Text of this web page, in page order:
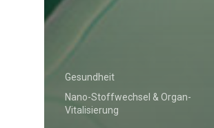
Gesundheit
Nano-Stoffwechsel & Organ-
Vitalisierung